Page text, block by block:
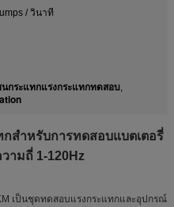
/ วินาที
กระแทกแรงกระแทกทดสอบ,
กสำหรับการทดสอบแบตเตอรี่
ามถี่ 1-120Hz
เป็นชุดทดสอบแรงกระแทกและอุปกรณ์